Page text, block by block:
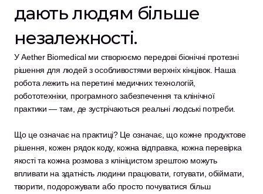
дають людям більше
незалежності.
У Aether Biomedical ми створюємо передові біонічні протезні
рішення для людей з особливостями верхніх кінцівок. Наша
робота лежить на перетині медичних технологій,
робототехніки, програмного забезпечення та клінічної
практики — там, де зустрічаються реальні людські потреби.
Що це означає на практиці? Це означає, що кожне продуктове
рішення, кожен рядок коду, кожна відправка, кожна перевірка
якості та кожна розмова з клініцистом зрештою можуть
впливати на здатність людини працювати, готувати, обіймати,
творити, подорожувати або просто почуватися більш